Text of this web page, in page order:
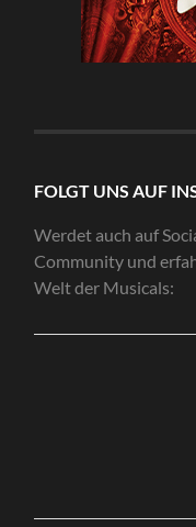
FOLGT UNS AUF
Werdet auch auf
Community und
Welt der Musicals: